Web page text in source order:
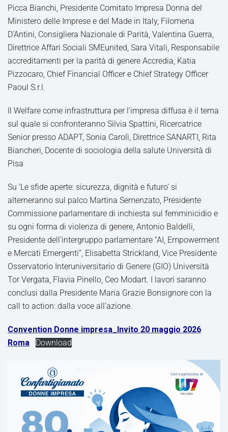
Picca Bianchi, Presidente Comitato Impresa Donna del
Ministero delle Imprese e del Made in Italy, Filomena
D’Antini, Consigliera Nazionale di Parità, Valentina Guerra,
Direttrice Affari Sociali SMEunited, Sara Vitali, Responsabile
accreditamenti per la parità di genere Accredia, Katia
Pizzocaro, Chief Financial Officer e Chief Strategy Officer
Paoul S.r.l.
Il Welfare come infrastruttura per l’impresa diffusa è il tema
sul quale si confronteranno Silvia Spattini, Ricercatrice
Senior presso ADAPT, Sonia Carolì, Direttrice SANARTI, Rita
Biancheri, Docente di sociologia della salute Università di
Pisa
Su ‘Le sfide aperte: sicurezza, dignità e futuro’ si
alterneranno sul palco Martina Semenzato, Presidente
Commissione parlamentare di inchiesta sul femminicidio e
su ogni forma di violenza di genere, Antonio Baldelli,
Presidente dell’intergruppo parlamentare “AI, Empowerment
e Mercati Emergenti”, Elisabetta Strickland, Vice Presidente
Osservatorio Interuniversitario di Genere (GIO) Università
Tor Vergata, Flavia Pinello, Ceo Modart. I lavori saranno
conclusi dalla Presidente Maria Grazie Bonsignore con la
call to action: dalla voce all’azione.
Convention Donne impresa_Invito 20 maggio 2026
Roma
Download